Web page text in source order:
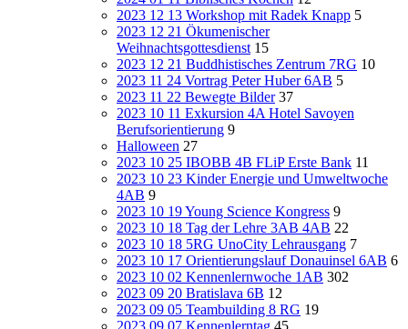
2023 12 13 Workshop mit Radek Knapp 5
2023 12 21 Ökumenischer
Weihnachtsgottesdienst 15
2023 12 21 Buddhistisches Zentrum 7RG 10
2023 11 24 Vortrag Peter Huber 6AB 5
2023 11 22 Bewegte Bilder 37
2023 10 11 Exkursion 4A Hotel Savoyen
Berufsorientierung 9
Halloween 27
2023 10 25 IBOBB 4B FLiP Erste Bank 11
2023 10 23 Kinder Energie und Umweltwoche
4AB 9
2023 10 19 Young Science Kongress 9
2023 10 18 Tag der Lehre 3AB 4AB 22
2023 10 18 5RG UnoCity Lehrausgang 7
2023 10 17 Orientierungslauf Donauinsel 6AB 6
2023 10 02 Kennenlernwoche 1AB 302
2023 09 20 Bratislava 6B 12
2023 09 05 Teambuilding 8 RG 19
2023 09 07 Kennenlerntag 45